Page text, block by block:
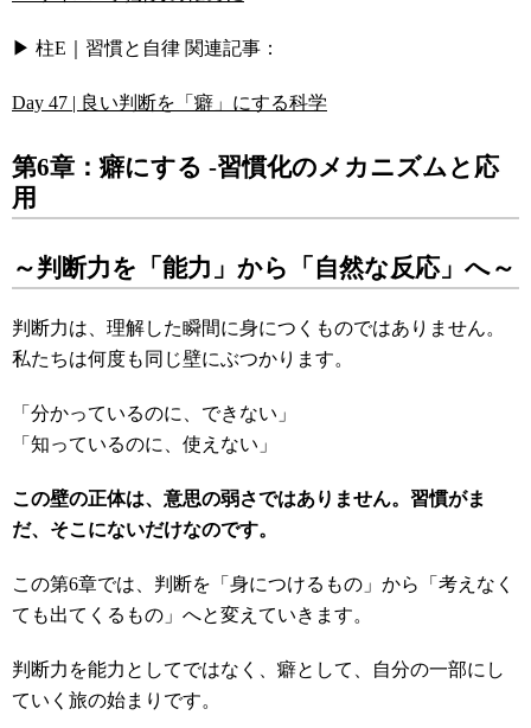
▶ 柱E｜習慣と自律 関連記事：
Day 47 | 良い判断を「癖」にする科学
第6章：癖にする -習慣化のメカニズムと応
用
～判断力を「能力」から「自然な反応」へ～
判断力は、理解した瞬間に身につくものではありません。
私たちは何度も同じ壁にぶつかります。
「分かっているのに、できない」
「知っているのに、使えない」
この壁の正体は、意思の弱さではありません。習慣がま
だ、そこにないだけなのです。
この第6章では、判断を「身につけるもの」から「考えなく
ても出てくるもの」へと変えていきます。
判断力を能力としてではなく、癖として、自分の一部にし
ていく旅の始まりです。